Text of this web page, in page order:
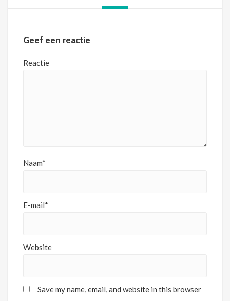
Geef een reactie
Reactie
Naam*
E-mail*
Website
Save my name, email, and website in this browser